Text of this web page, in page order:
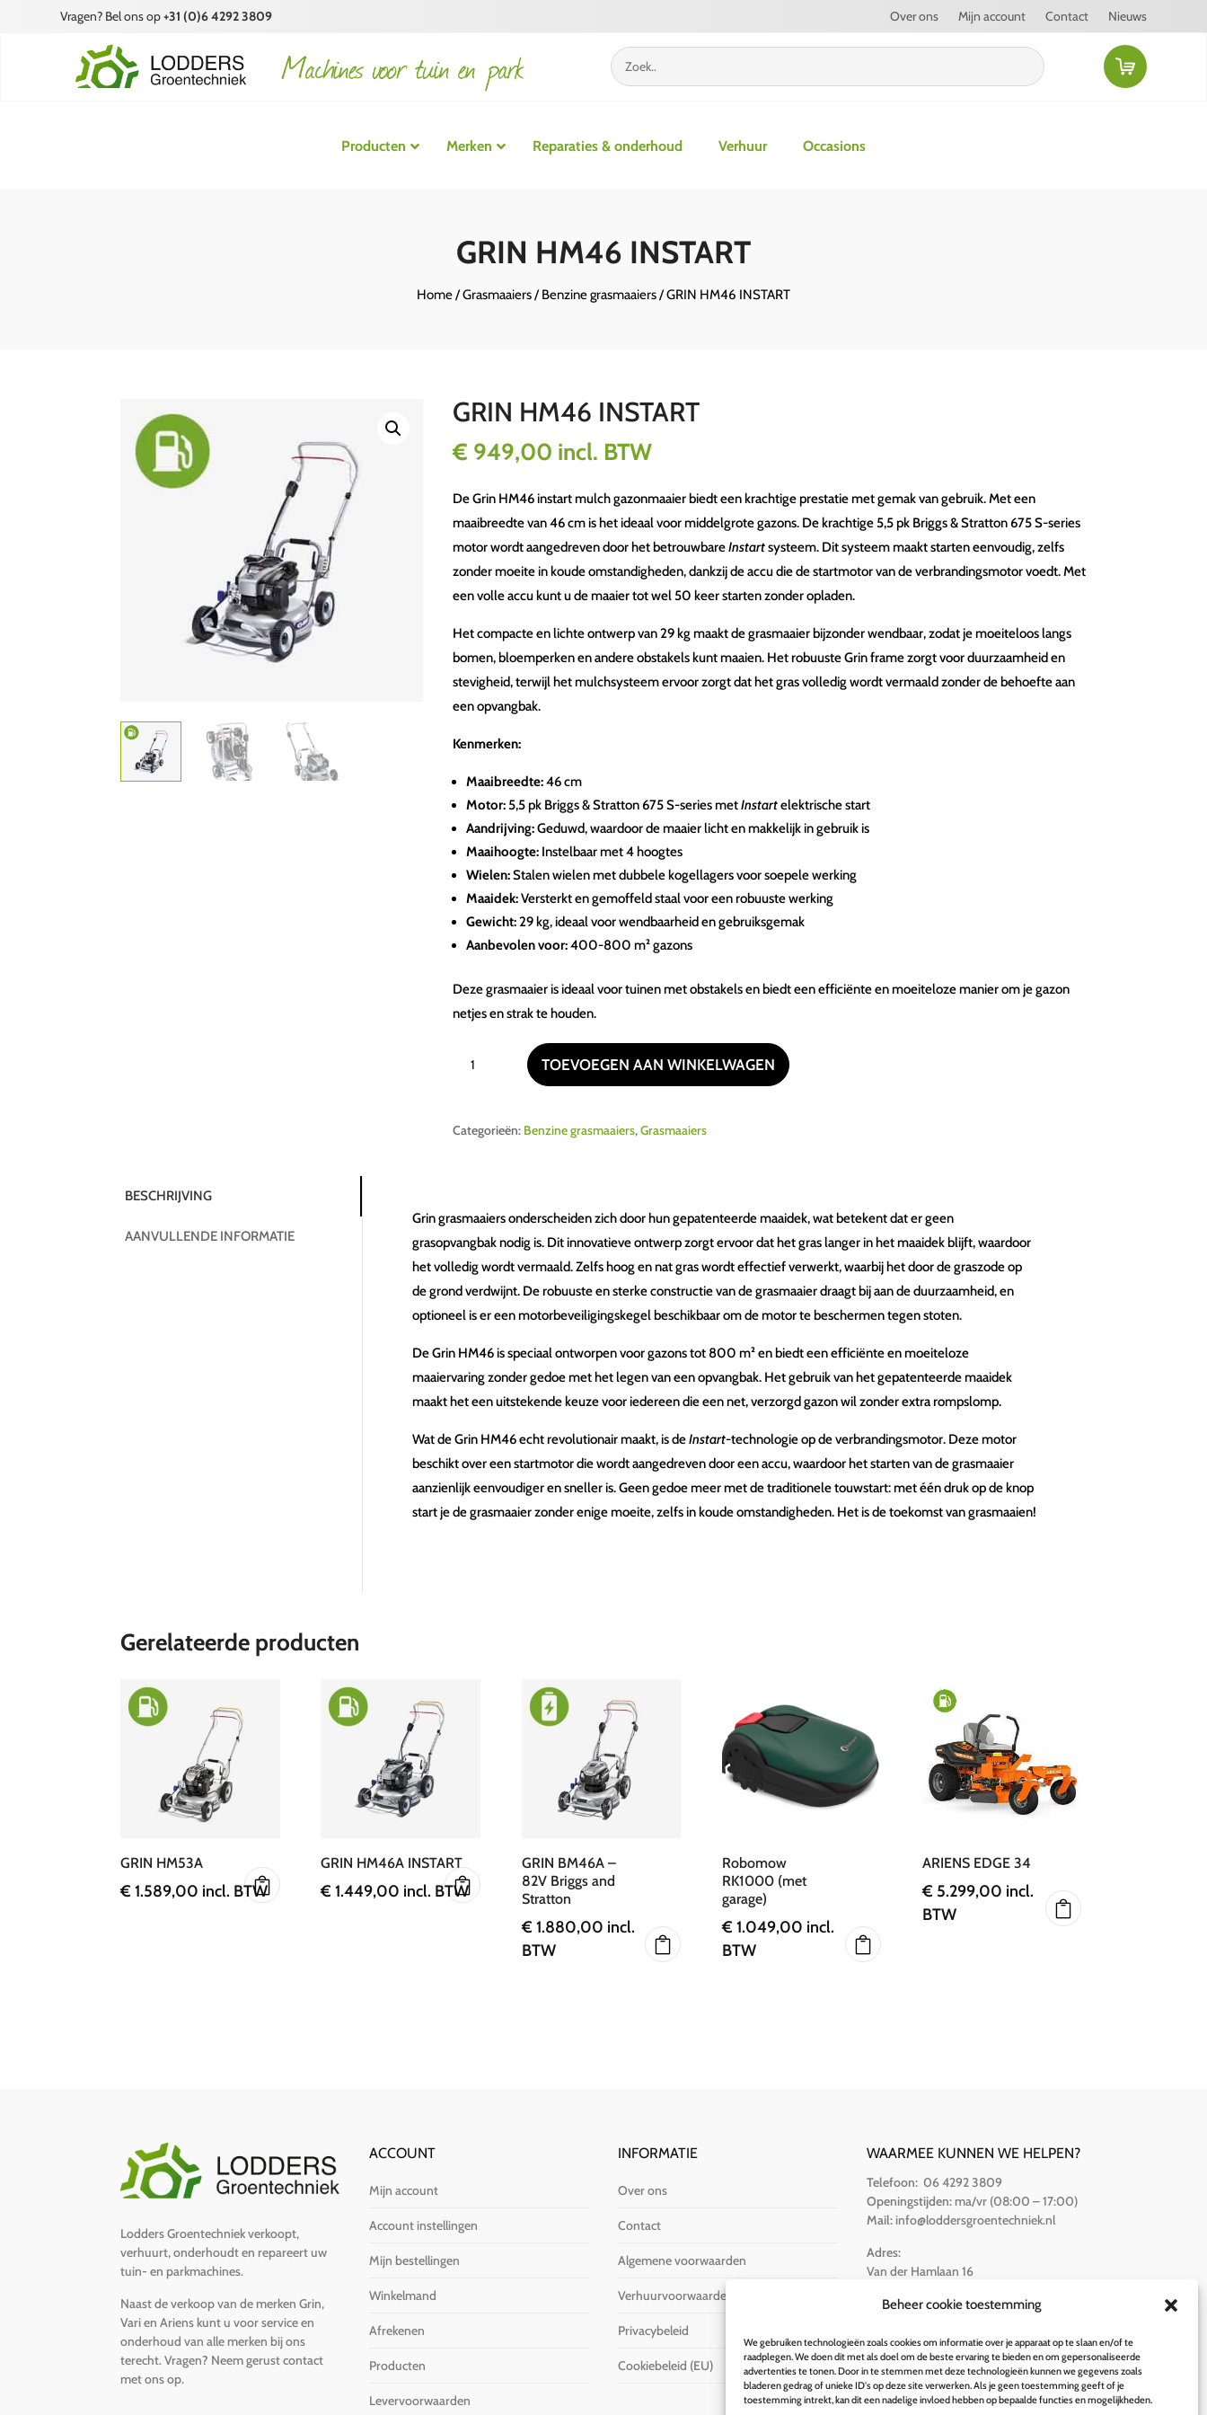
Beheer cookie toestemming
We gebruiken technologieën zoals cookies om informatie over je apparaat op te slaan en/of te
raadplegen. We doen dit met als doel om de beste ervaring te bieden en om gepersonaliseerde
advertenties te tonen. Door in te stemmen met deze technologieën kunnen we gegevens zoals
bladeren gedrag of unieke ID's op deze site verwerken. Als je geen toestemming geeft of je
toestemming intrekt, kan dit een nadelige invloed hebben op bepaalde functies en mogelijkheden.
Vragen? Bel ons op+31 (0)6 4292 3809 Over ons Mijn account Contact Nieuws
Producten
Benzine grasmaaiers
Elektrische grasmaaiers
Bosmaaiers
Merken Reparaties & onderhoud Verhuur Occasions
GRIN HM46 INSTART
Home/Grasmaaiers/Benzine grasmaaiers/ GRIN HM46 INSTART
GRIN HM46 INSTART
€ 949,00 incl. BTW
De Grin HM46 instart mulch gazonmaaier biedt een krachtige prestatie met gemak van gebruik. Met een
maaibreedte van 46 cm is het ideaal voor middelgrote gazons. De krachtige 5,5 pk Briggs & Stratton 675 S-series
motor wordt aangedreven door het betrouwbareInstartsysteem. Dit systeem maakt starten eenvoudig, zelfs
zonder moeite in koude omstandigheden, dankzij de accu die de startmotor van de verbrandingsmotor voedt. Met
een volle accu kunt u de maaier tot wel 50 keer starten zonder opladen.
Het compacte en lichte ontwerp van 29 kg maakt de grasmaaier bijzonder wendbaar, zodat je moeiteloos langs
bomen, bloemperken en andere obstakels kunt maaien. Het robuuste Grin frame zorgt voor duurzaamheid en
stevigheid, terwijl het mulchsysteem ervoor zorgt dat het gras volledig wordt vermaald zonder de behoefte aan
een opvangbak.
Kenmerken:
Maaibreedte:46 cm
Motor:5,5 pk Briggs & Stratton 675 S-series metInstartelektrische start
Aandrijving:Geduwd, waardoor de maaier licht en makkelijk in gebruik is
Maaihoogte:Instelbaar met 4 hoogtes
Wielen:Stalen wielen met dubbele kogellagers voor soepele werking
Maaidek:Versterkt en gemoffeld staal voor een robuuste werking
Gewicht:29 kg, ideaal voor wendbaarheid en gebruiksgemak
Aanbevolen voor:400-800 m² gazons
Deze grasmaaier is ideaal voor tuinen met obstakels en biedt een efficiënte en moeiteloze manier om je gazon
netjes en strak te houden.
aantal
TOEVOEGEN AAN WINKELWAGEN
Categorieën: Benzine grasmaaiers,Grasmaaiers
BESCHRIJVING
AANVULLENDE INFORMATIE
Grin grasmaaiers onderscheiden zich door hun gepatenteerde maaidek, wat betekent dat er geen
grasopvangbak nodig is. Dit innovatieve ontwerp zorgt ervoor dat het gras langer in het maaidek blijft, waardoor
het volledig wordt vermaald. Zelfs hoog en nat gras wordt effectief verwerkt, waarbij het door de graszode op
de grond verdwijnt. De robuuste en sterke constructie van de grasmaaier draagt bij aan de duurzaamheid, en
optioneel is er een motorbeveiligingskegel beschikbaar om de motor te beschermen tegen stoten.
De Grin HM46 is speciaal ontworpen voor gazons tot 800 m² en biedt een efficiënte en moeiteloze
maaiervaring zonder gedoe met het legen van een opvangbak. Het gebruik van het gepatenteerde maaidek
maakt het een uitstekende keuze voor iedereen die een net, verzorgd gazon wil zonder extra rompslomp.
Wat de Grin HM46 echt revolutionair maakt, is deInstart-technologie op de verbrandingsmotor. Deze motor
beschikt over een startmotor die wordt aangedreven door een accu, waardoor het starten van de grasmaaier
aanzienlijk eenvoudiger en sneller is. Geen gedoe meer met de traditionele touwstart: met één druk op de knop
start je de grasmaaier zonder enige moeite, zelfs in koude omstandigheden. Het is de toekomst van grasmaaien!
Gerelateerde producten
GRIN HM53A
€ 1.589,00 incl. BTW
GRIN HM46A INSTART
€ 1.449,00 incl. BTW
GRIN BM46A –
82V Briggs and
Stratton
€ 1.880,00 incl.
BTW
Robomow
RK1000 (met
garage)
€ 1.049,00 incl.
BTW
ARIENS EDGE 34
€ 5.299,00 incl.
BTW
Lodders Groentechniek verkoopt,
verhuurt, onderhoudt en repareert uw
tuin- en parkmachines.
Naast de verkoop van de merken Grin,
Vari en Ariens kunt u voor service en
onderhoud van alle merken bij ons
terecht. Vragen? Neem gerust contact
met ons op.
ACCOUNT
Mijn account
Account instellingen
Mijn bestellingen
Winkelmand
Afrekenen
Producten
Levervoorwaarden
INFORMATIE
Over ons
Contact
Algemene voorwaarden
Verhuurvoorwaarden
Privacybeleid
Cookiebeleid (EU)
WAARMEE KUNNEN WE HELPEN?
Telefoon: 06 4292 3809
Openingstijden:ma/vr (08:00 – 17:00)
Mail: info@loddersgroentechniek.nl
Adres:
Van der Hamlaan 16
BETALINGSOPTIES